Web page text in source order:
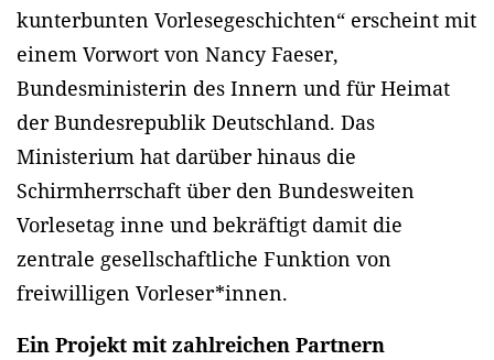
kunterbunten Vorlesegeschichten“ erscheint mit
einem Vorwort von Nancy Faeser,
Bundesministerin des Innern und für Heimat
der Bundesrepublik Deutschland. Das
Ministerium hat darüber hinaus die
Schirmherrschaft über den Bundesweiten
Vorlesetag inne und bekräftigt damit die
zentrale gesellschaftliche Funktion von
freiwilligen Vorleser*innen.
Ein Projekt mit zahlreichen Partnern